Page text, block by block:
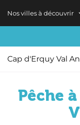
Nos villes à découvrir
Cap d'Erquy Val
Pêche